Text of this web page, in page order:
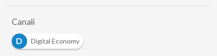
Canali
D
Digital Economy